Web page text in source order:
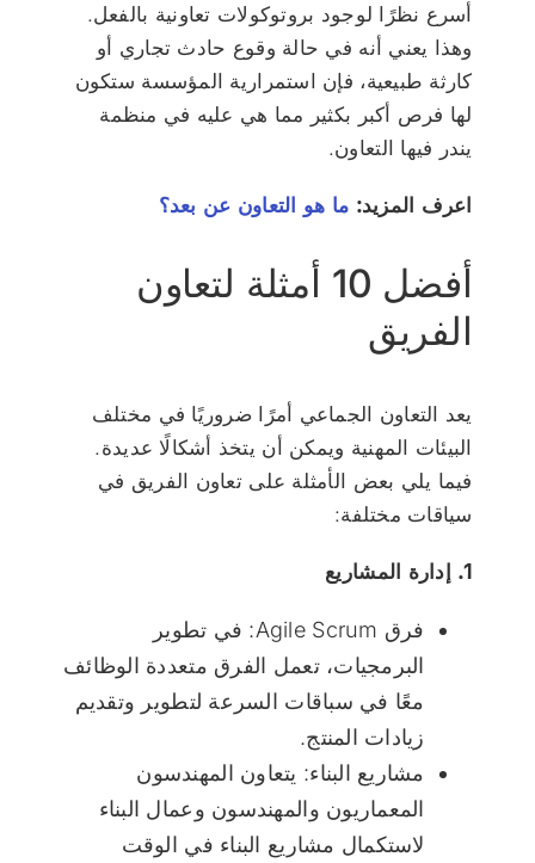
أسرع نظرًا لوجود بروتوكولات تعاونية بالفعل.
وهذا يعني أنه في حالة وقوع حادث تجاري أو
كارثة طبيعية، فإن استمرارية المؤسسة ستكون
لها فرص أكبر بكثير مما هي عليه في منظمة
يندر فيها التعاون.
اعرف المزيد: ما هو التعاون عن بعد؟
أفضل 10 أمثلة لتعاون
الفريق
يعد التعاون الجماعي أمرًا ضروريًا في مختلف
البيئات المهنية ويمكن أن يتخذ أشكالًا عديدة.
فيما يلي بعض الأمثلة على تعاون الفريق في
سياقات مختلفة:
1. إدارة المشاريع
فرق Agile Scrum: في تطوير
البرمجيات، تعمل الفرق متعددة الوظائف
معًا في سباقات السرعة لتطوير وتقديم
زيادات المنتج.
مشاريع البناء: يتعاون المهندسون
المعماريون والمهندسون وعمال البناء
لاستكمال مشاريع البناء في الوقت